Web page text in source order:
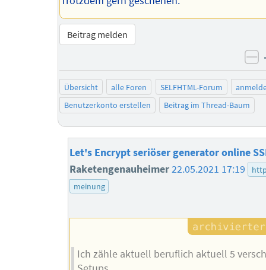
Beitrag melden
Übersicht alle Foren SELFHTML-Forum
Benutzerkonto erstellen
Beitrag im Thread-Baum
Let's Encrypt seriöser generator online
Raketengenauheimer22.05.2021 17:19
meinung
Ich zähle aktuell beruflich aktuell 5